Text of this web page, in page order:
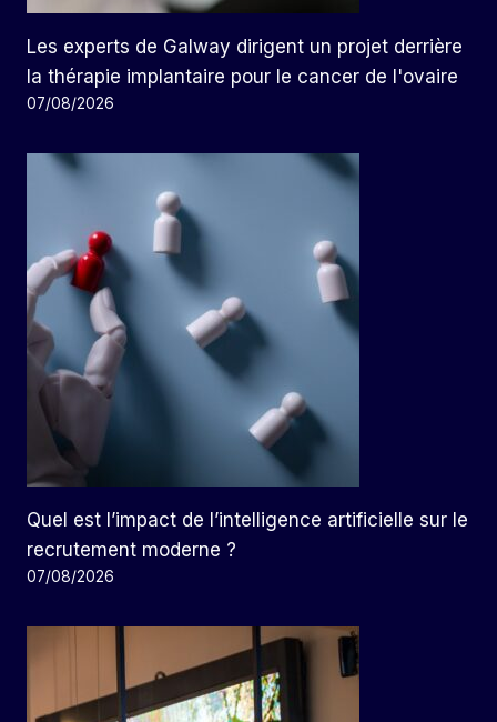
Les experts de Galway dirigent un projet derrière
la thérapie implantaire pour le cancer de l'ovaire
07/08/2026
Quel est l’impact de l’intelligence artificielle sur le
recrutement moderne ?
07/08/2026